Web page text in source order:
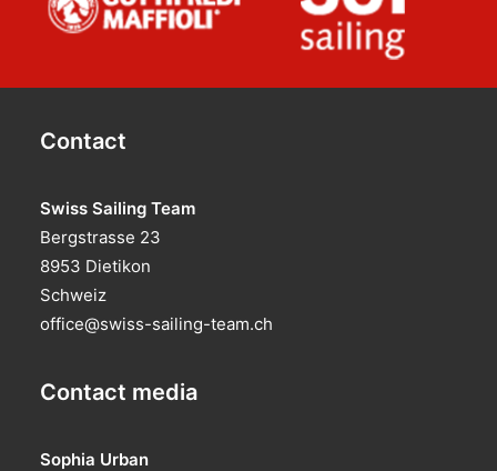
Contact
Swiss Sailing Team
Bergstrasse 23
8953 Dietikon
Schweiz
office@swiss-sailing-team.ch
Contact media
Sophia Urban